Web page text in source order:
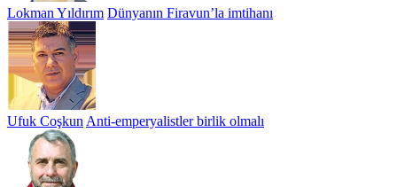
Lokman Yıldırım Dünyanın Firavun’la imtihanı
Ufuk CoşkunAnti-emperyalistler birlik olmalı